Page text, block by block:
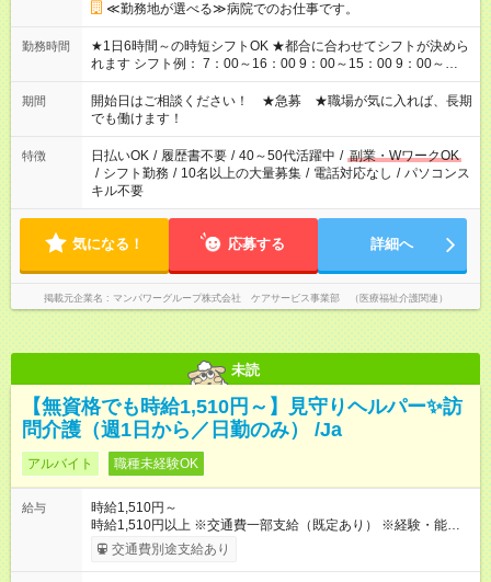
≪勤務地が選べる≫病院でのお仕事です。
勤務時間
★1日6時間～の時短シフトOK ★都合に合わせてシフトが決めら
れます シフト例： 7：00～16：00 9：00～15：00 9：00～
18：00 11：00～20：00 など ※Wワークの場合、他のお仕事と
合わせ週40時間超の就業はご案内できません ※法令に基づき、
週20時間以上勤務は社会保険への加入対象となります ※労働者
派遣法（日雇い派遣の原則禁止）により、短時間・短期間の就
業はご案内が難しい場合があります
期間
開始日はご相談ください！ ★急募 ★職場が気に入れば、長期
でも働けます！
特徴 日払いOK / 履歴書不要 / 40～50代活躍中 / 副業・WワークOK
/ シフト勤務 / 10名以上の大量募集 / 電話対応なし / パソコンス
キル不要
気になる！ 応募する 詳細へ
掲載元企業名 マンパワーグループ株式会社 ケアサービス事業部 （医療福祉介護関連）
未読
【無資格でも時給1,510円～】見守りヘルパー✨訪
問介護（週1日から／日勤のみ） /Ja
アルバイト 職種未経験OK
給与
時給1,510円～
時給1,510円以上 ※交通費一部支給（既定あり） ※経験・能力を
考慮して決定します 【収入例】 週1回勤務の場合：1,510円×8時
間×4回=4万8,320円 週3回勤務の場合：1,510円×8時間×12回
交通費別途支給あり